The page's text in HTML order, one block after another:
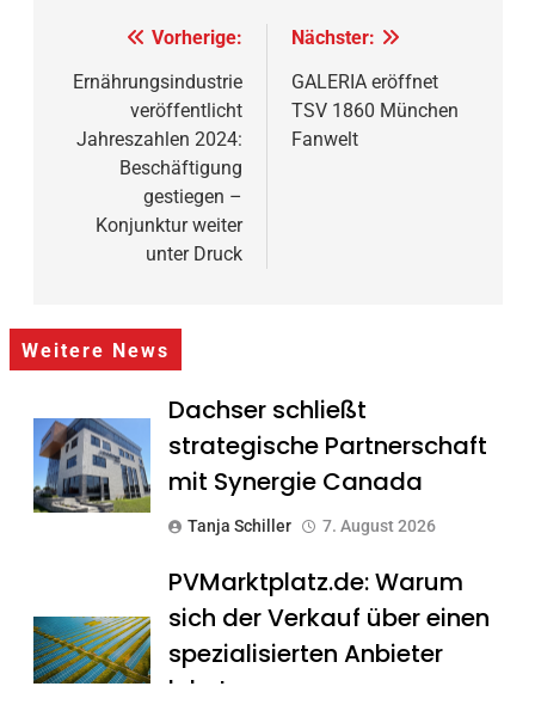
Beitragsnavigation
Vorherige:
Ernährungsindustrie
veröffentlicht
Jahreszahlen 2024:
Beschäftigung
gestiegen –
Konjunktur weiter
unter Druck
Nächster:
GALERIA eröffnet
TSV 1860 München
Fanwelt
Weitere News
Dachser schließt
strategische Partnerschaft
mit Synergie Canada
Tanja Schiller 7. August 2026
PVMarktplatz.de: Warum
sich der Verkauf über einen
spezialisierten Anbieter
lohnt